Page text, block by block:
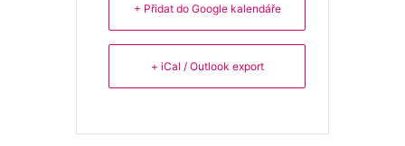
+ Přidat do Google kalendáře
+ iCal / Outlook export